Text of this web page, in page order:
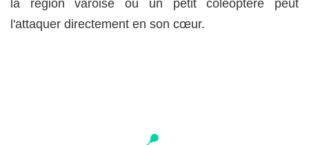
la région varoise où un petit coléoptère peut
l'attaquer directement en son cœur.